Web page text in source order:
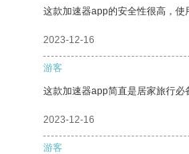
这款加速器app的安全性很高，使
2023-12-16
游客
这款加速器app简直是居家旅行必
2023-12-16
游客